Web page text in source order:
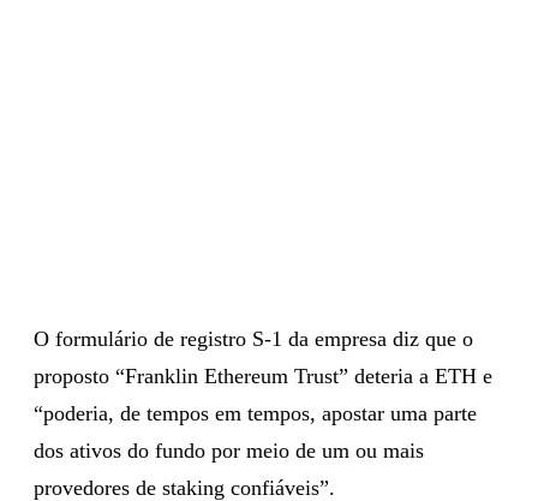
O formulário de registro S-1 da empresa diz que o
proposto “Franklin Ethereum Trust” deteria a ETH e
“poderia, de tempos em tempos, apostar uma parte
dos ativos do fundo por meio de um ou mais
provedores de staking confiáveis”.